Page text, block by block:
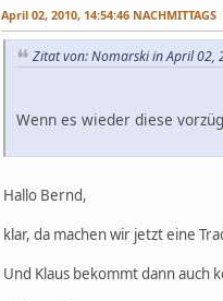
April 02, 2010, 14:54:46 NACHMITTAGS
Zitat von: Nomarski in April 02,
Wenn es wieder diese
Hallo Bernd,
klar, da machen wir jetzt eine
Und Klaus bekommt dann auch